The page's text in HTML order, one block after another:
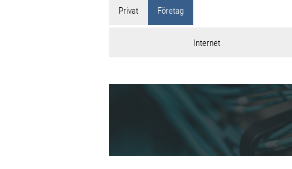
Privat Företag
Internet